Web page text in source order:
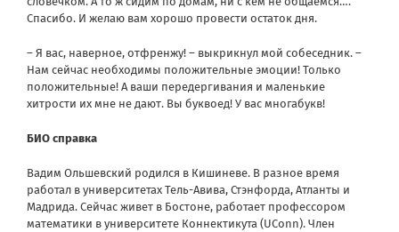
Спасибо. И желаю вам хорошо провести остаток дня.
– Я вас, наверное, отфренжу! – выкрикнул мой собеседник. –
Нам сейчас необходимы положительные эмоции! Только
положительные! А ваши передергивания и маленькие
хитрости их мне не дают. Вы буквоед! У вас многабукв!
БИО справка
Вадим Ольшевский родился в Кишиневе. В разное время
работал в университетах Тель-Авива, Стэнфорда, Атланты и
Мадрида. Сейчас живет в Бостоне, работает профессором
математики в университете Коннектикута (UConn). Член